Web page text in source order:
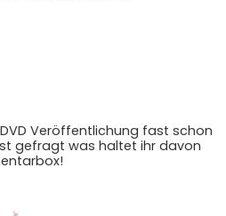
Veröffentlichung fast schon
gefragt was haltet ihr davon